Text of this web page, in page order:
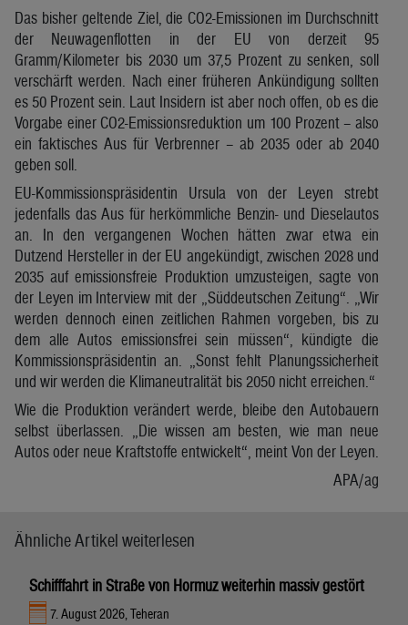
Das bisher geltende Ziel, die CO2-Emissionen im Durchschnitt
der Neuwagenflotten in der EU von derzeit 95
Gramm/Kilometer bis 2030 um 37,5 Prozent zu senken, soll
verschärft werden. Nach einer früheren Ankündigung sollten
es 50 Prozent sein. Laut Insidern ist aber noch offen, ob es die
Vorgabe einer CO2-Emissionsreduktion um 100 Prozent – also
ein faktisches Aus für Verbrenner – ab 2035 oder ab 2040
geben soll.
EU-Kommissionspräsidentin Ursula von der Leyen strebt
jedenfalls das Aus für herkömmliche Benzin- und Dieselautos
an. In den vergangenen Wochen hätten zwar etwa ein
Dutzend Hersteller in der EU angekündigt, zwischen 2028 und
2035 auf emissionsfreie Produktion umzusteigen, sagte von
der Leyen im Interview mit der „Süddeutschen Zeitung“. „Wir
werden dennoch einen zeitlichen Rahmen vorgeben, bis zu
dem alle Autos emissionsfrei sein müssen“, kündigte die
Kommissionspräsidentin an. „Sonst fehlt Planungssicherheit
und wir werden die Klimaneutralität bis 2050 nicht erreichen.“
Wie die Produktion verändert werde, bleibe den Autobauern
selbst überlassen. „Die wissen am besten, wie man neue
Autos oder neue Kraftstoffe entwickelt“, meint Von der Leyen.
APA/ag
Ähnliche Artikel weiterlesen
Schifffahrt in Straße von Hormuz weiterhin massiv gestört
7. August 2026, Teheran